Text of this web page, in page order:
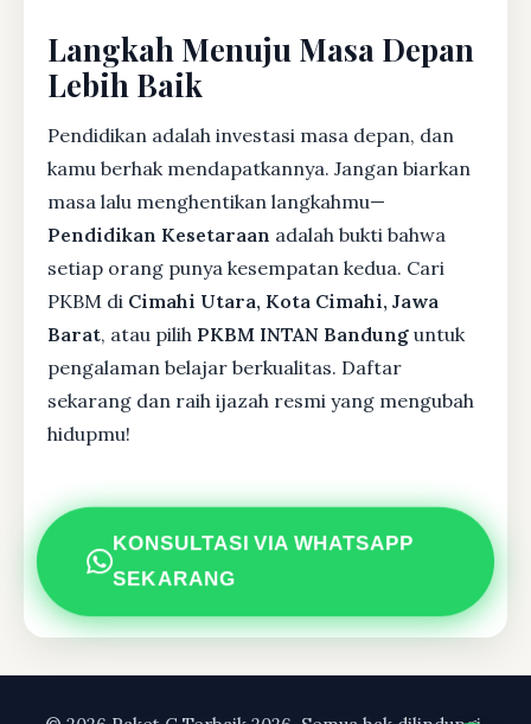
Langkah Menuju Masa Depan
Lebih Baik
Pendidikan adalah investasi masa depan, dan
kamu berhak mendapatkannya. Jangan biarkan
masa lalu menghentikan langkahmu—
Pendidikan Kesetaraan adalah bukti bahwa
setiap orang punya kesempatan kedua. Cari
PKBM di Cimahi Utara, Kota Cimahi, Jawa
Barat, atau pilih PKBM INTAN Bandung untuk
pengalaman belajar berkualitas. Daftar
sekarang dan raih ijazah resmi yang mengubah
hidupmu!
KONSULTASI VIA WHATSAPP
SEKARANG